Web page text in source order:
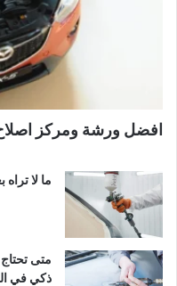
افضل ورشة ومركز اصلاح
ما لا
متى
ذكي في